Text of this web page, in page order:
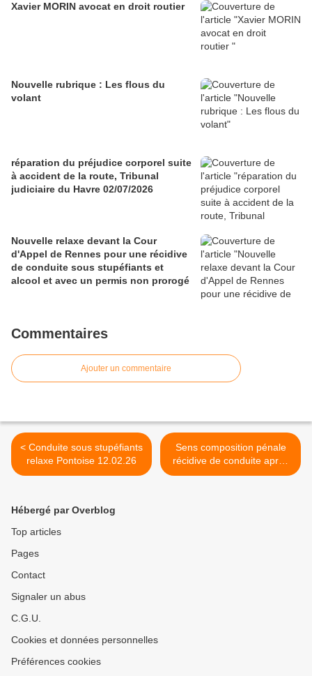
Xavier MORIN avocat en droit routier
Nouvelle rubrique : Les flous du
volant
réparation du préjudice corporel suite
à accident de la route, Tribunal
judiciaire du Havre 02/07/2026
Nouvelle relaxe devant la Cour
d'Appel de Rennes pour une récidive
de conduite sous stupéfiants et
alcool et avec un permis non prorogé
Commentaires
Ajouter un commentaire
< Conduite sous stupéfiants
relaxe Pontoise 12.02.26
Sens composition pénale
récidive de conduite après
usage de stupéfiants
Hébergé par Overblog
Top articles
Pages
Contact
Signaler un abus
C.G.U.
Cookies et données personnelles
Préférences cookies